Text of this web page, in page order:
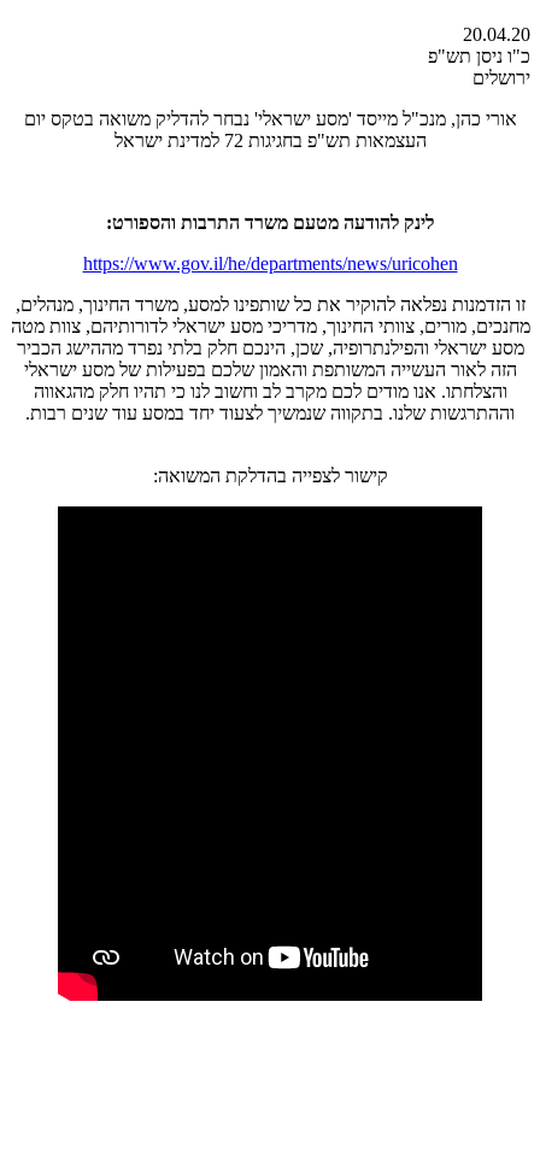
20.04.20
כ"ו ניסן תש"פ
ירושלים
אורי כהן, מנכ"ל מייסד 'מסע ישראלי' נבחר להדליק משואה בטקס יום
העצמאות תש"פ בחגיגות 72 למדינת ישראל
לינק להודעה מטעם משרד התרבות והספורט:
https://www.gov.il/he/departments/news/uricohen
זו הזדמנות נפלאה להוקיר את כל שותפינו למסע, משרד החינוך, מנהלים,
מחנכים, מורים, צוותי החינוך, מדריכי מסע ישראלי לדורותיהם, צוות מטה
מסע ישראלי והפילנתרופיה, שכן, הינכם חלק בלתי נפרד מההישג הכביר
הזה לאור העשייה המשותפת והאמון שלכם בפעילות של מסע ישראלי
והצלחתו. אנו מודים לכם מקרב לב וחשוב לנו כי תהיו חלק מהגאווה
וההתרגשות שלנו. בתקווה שנמשיך לצעוד יחד במסע עוד שנים רבות.
קישור לצפייה בהדלקת המשואה: